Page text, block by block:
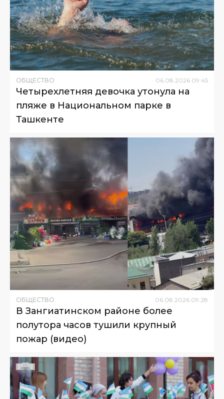
ОБЩЕСТВО 06 08 2026 09:45
Четырехлетняя девочка утонула на
пляже в Национальном парке в
Ташкенте
ОБЩЕСТВО 06 08 2026 09:28
В Зангиатинском районе более
полутора часов тушили крупный
пожар (видео)